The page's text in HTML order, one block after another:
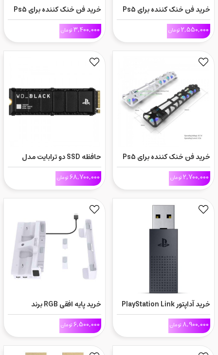
خرید فن خنک کننده برای Ps5
پرو
2,550,000تومان
خرید فن خنک کننده برای Ps5
اسلیم-RGB دار
3,400,000تومان
خرید فن خنک کننده برای Ps5
اسلیم
2,700,000تومان
حافظه SSD دو ترابایت مدل
WD_BLACK SN850P برای Ps5
68,700,000تومان
خرید آداپتور PlayStation Link
USB
8,900,000 تومان
خرید پایه افقی RGB برند
PGTECH مخصوص PS5 Slim
6,500,000تومان